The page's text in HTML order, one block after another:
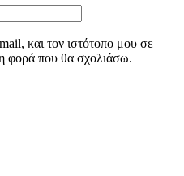
και τον ιστότοπο μου σε
φορά που θα σχολιάσω.